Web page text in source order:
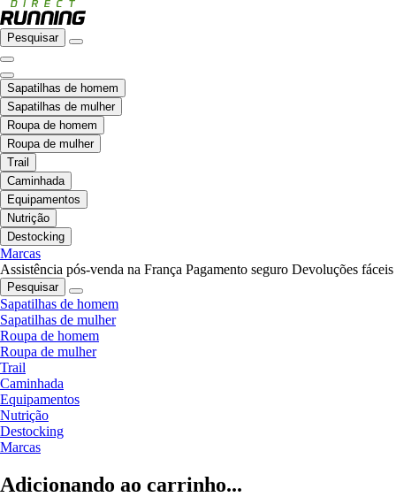
Pesquisar
Sapatilhas de homem
Sapatilhas de mulher
Roupa de homem
Roupa de mulher
Trail
Caminhada
Equipamentos
Nutrição
Destocking
Marcas
Assistência pós-venda na França Pagamento seguro Devoluções fáceis
Pesquisar
Sapatilhas de homem
Sapatilhas de mulher
Roupa de homem
Roupa de mulher
Trail
Caminhada
Equipamentos
Nutrição
Destocking
Marcas
Adicionando ao carrinho...